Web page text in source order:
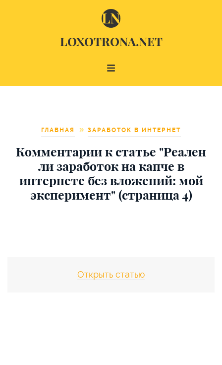
LOXOTRONA.NET
ГЛАВНАЯ ЗАРАБОТОК В ИНТЕРНЕТ
Комментарии к статье "Реален
ли заработок на капче в
интернете без вложений: мой
эксперимент" (страница 4)
Открыть статью